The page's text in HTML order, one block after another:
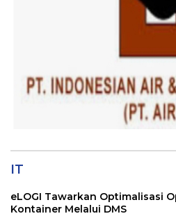
IT
eLOGI Tawarkan Optimalisasi
Kontainer Melalui DMS